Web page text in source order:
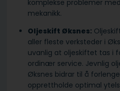
komplekse problemer
mekanikk.
Oljeskift Øksnes:
aller fleste verksteder i
uvanlig at oljeskiftet tas i
ordinær service. Jevnlig
Øksnes bidrar til å
opprettholde optimal